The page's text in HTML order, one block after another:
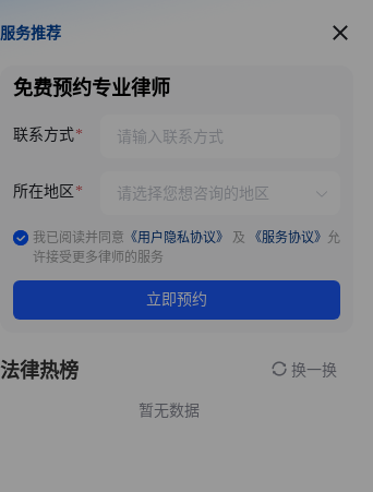
服务推荐
服务推荐
免费预约专业律师
联系方式
所在地区
我已阅读并同意 《用户隐私协议》 及 《服务协议》 允
许接受更多律师的服务
立即预约
法律热榜 换一换
暂无数据